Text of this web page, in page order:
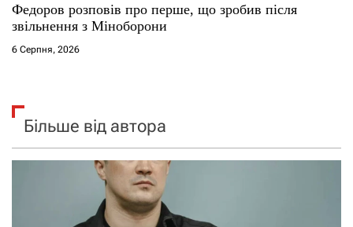
Федоров розповів про перше, що зробив після
звільнення з Міноборони
6 Серпня, 2026
Більше від автора